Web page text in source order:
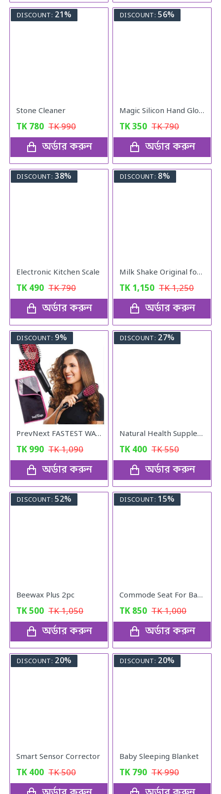
DISCOUNT: 21%
Stone Cleaner
TK 780 TK990
অর্ডার করুন
DISCOUNT: 56%
Magic Silicon Hand Gloves
TK350 TK790
অর্ডার করুন
DISCOUNT: 38%
Electronic Kitchen Scale
TK 490 TK790
অর্ডার করুন
DISCOUNT: 8%
Milk Shake Original for Healthy Weight
TK 1,150 TK1,250
অর্ডার করুন
DISCOUNT: 9%
PrevNext FASTEST WAY TO STRAIGHTEN YOUR HAIR
TK 990 TK1,090
অর্ডার করুন
DISCOUNT: 27%
Natural Health Supplement 120gm
TK 400 TK550
অর্ডার করুন
DISCOUNT: 52%
Beewax Plus 2pc
TK500 TK1,050
অর্ডার করুন
DISCOUNT: 15%
Commode Seat For Baby Potty
TK 850 TK1,000
অর্ডার করুন
DISCOUNT: 20%
Smart Sensor Corrector
TK 400 TK500
DISCOUNT: 20%
Baby Sleeping Blanket
TK 790 TK990